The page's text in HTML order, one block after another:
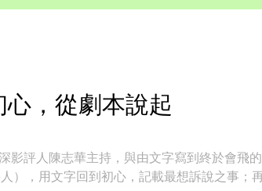
，從劇本說起
影評人陳志華主持，與由文字寫到終於會飛
），用文字回到初心，記載最想訴說之事；